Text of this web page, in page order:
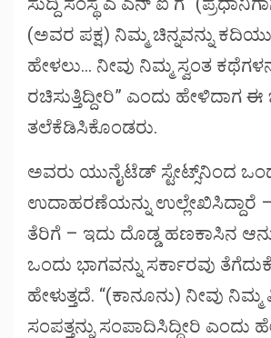
(ಅವರ ಪಕ್ಷ) ನಿಮ್ಮ ಚಿನ್ನವನ್ನು
ಹೇಳಲು… ನೀವು ನಿಮ್ಮ ಸ್ವಂತ
ರಚಿಸುತ್ತಿದ್ದೀರಿ” ಎಂದು ಹೇಳಿದಾಗ ಈ
ತಲೆಕೆಡಿಸಿಕೊಂಡರು.
ಅವರು ಯುನೈಟೆಡ್ ಸ್ಟೇಟ್ಸ್‌ನಿಂದ
ಉದಾಹರಣೆಯನ್ನು ಉಲ್ಲೇಖಿಸಿದ್ದಾರೆ –
ತೆರಿಗೆ – ಇದು ದೊಡ್ಡ ಹಣಕಾಸಿನ
ಒಂದು ಭಾಗವನ್ನು ಸರ್ಕಾರವು
ಹೇಳುತ್ತದೆ. “(ಕಾನೂನು) ನೀವು
ಸಂಪತ್ತನ್ನು ಸಂಪಾದಿಸಿದ್ದೀರಿ ಎಂದು